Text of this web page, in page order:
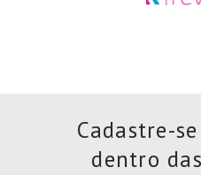
Cadastre-
dentro das